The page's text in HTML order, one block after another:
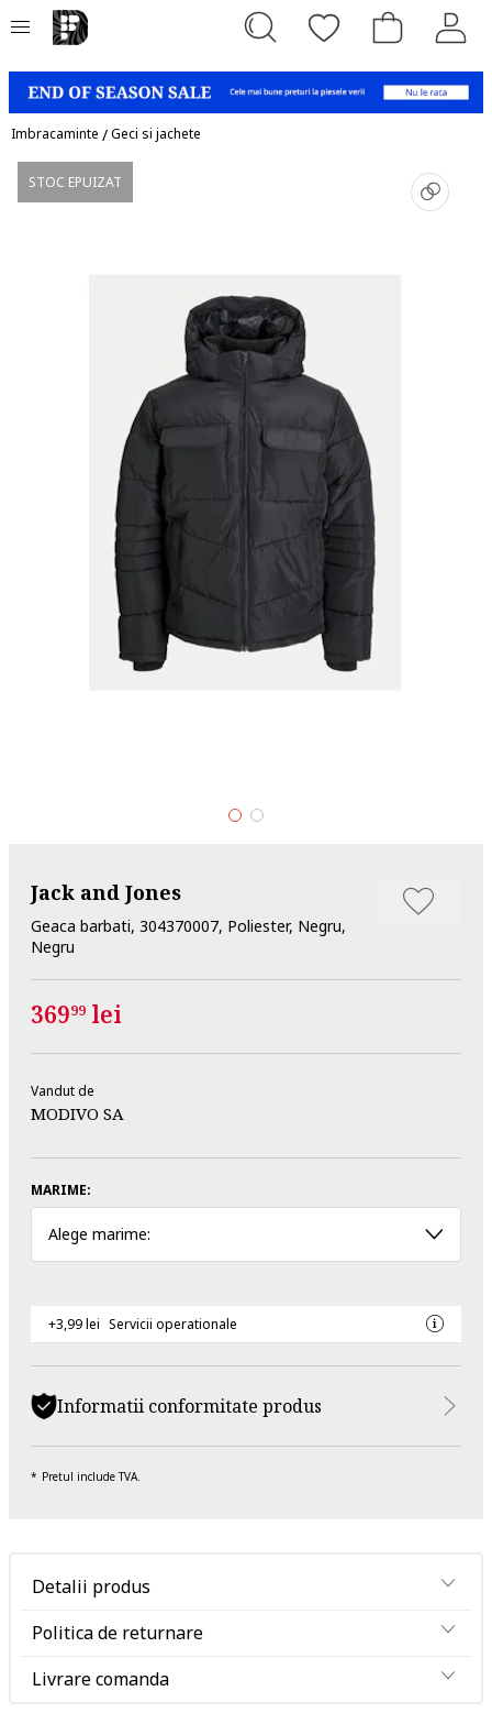
Imbracaminte /Geci si jachete
STOC EPUIZAT
Jack and Jones
Geaca barbati, 304370007, Poliester, Negru,
Negru
36999 lei
Vandut de
MODIVO SA
MARIME:
Alege marime:
+3,99 lei Servicii operationale
Informatii conformitate produs
Pretul include TVA.
Detalii produs
Politica de returnare
Livrare comanda